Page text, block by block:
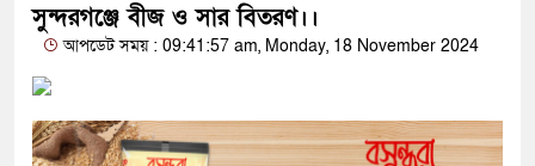
সুন্দরগঞ্জে বীজ ও সার বিতরণ।।
আপডেট সময় : 09:41:57 am, Monday, 18 November 2024